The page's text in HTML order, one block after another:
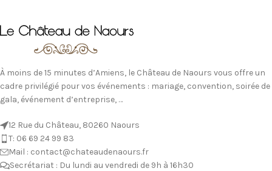
À moins de 15 minutes d’Amiens, le Château de Naours vous offre un
cadre privilégié pour vos événements : mariage, convention, soirée de
gala, événement d’entreprise, …
12 Rue du Château, 80260 Naours
T: 06 69 24 99 83
Mail : contact@chateaudenaours.fr
Secrétariat : Du lundi au vendredi de 9h à 16h30